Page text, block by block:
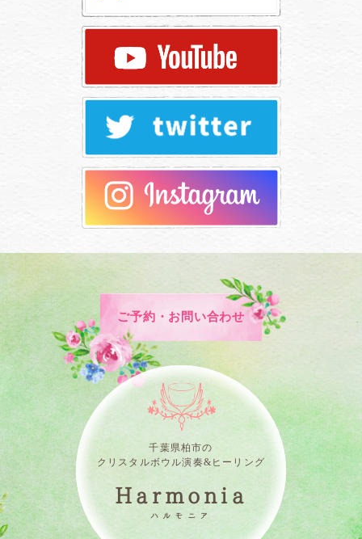
ご予約・お問い合わせ
千葉県柏市の
クリスタルボウル演奏&ヒーリング
Harmonia
ハルモニア